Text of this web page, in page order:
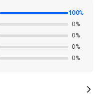
100%
0%
0%
0%
0%